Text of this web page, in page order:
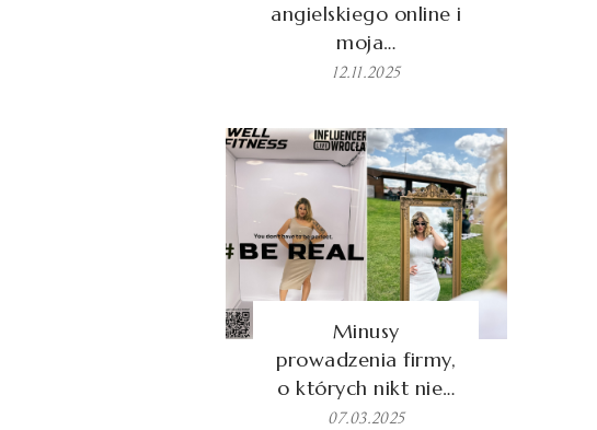
angielskiego online i
moja…
12.11.2025
Minusy
prowadzenia firmy,
o których nikt nie…
07.03.2025